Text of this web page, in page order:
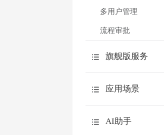
多用户管理
流程审批
旗舰版服务
微信服务号用户体系
应用场景
AI助手